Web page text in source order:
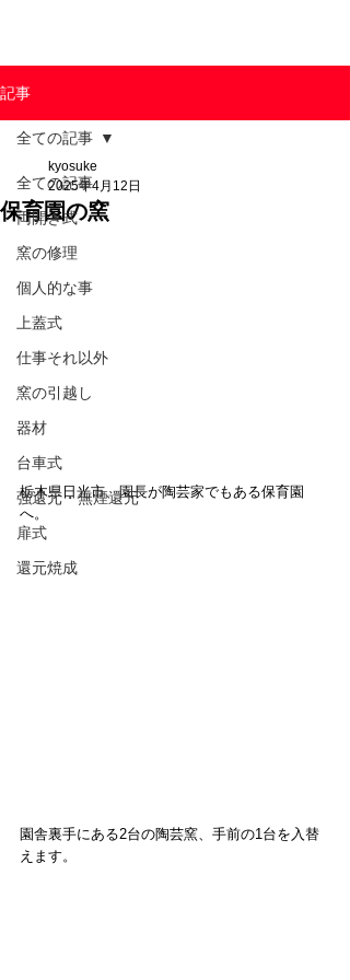
記事
全ての記事
両開き式
窯の修理
個人的な事
上蓋式
仕事それ以外
窯の引越し
器材
台車式
強還元・無煙還元
扉式
還元焼成
全ての記事
保育園の窯
kyosuke
2025年4月12日
栃木県日光市、園長が陶芸家でもある保育園
へ。
園舎裏手にある2台の陶芸窯、手前の1台を入替
えます。